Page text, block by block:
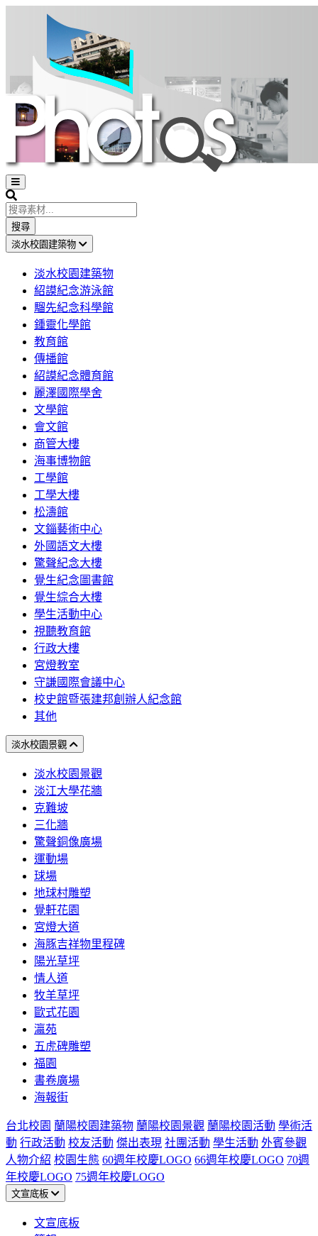
Open
sidebar
Search
搜尋
淡水校園建築物
淡水校園建築物
紹謨紀念游泳館
騮先紀念科學館
鍾靈化學館
教育館
傳播館
紹謨紀念體育館
麗澤國際學舍
文學館
會文館
商管大樓
海事博物館
工學館
工學大樓
松濤館
文錙藝術中心
外國語文大樓
驚聲紀念大樓
覺生紀念圖書館
覺生綜合大樓
學生活動中心
視聽教育館
行政大樓
宮燈教室
守謙國際會議中心
校史館暨張建邦創辦人紀念館
其他
淡水校園景觀
淡水校園景觀
淡江大學花牆
克難坡
三化牆
驚聲銅像廣場
運動場
球場
地球村雕塑
覺軒花園
宮燈大道
海豚吉祥物里程碑
陽光草坪
情人道
牧羊草坪
歐式花園
瀛苑
五虎碑雕塑
福園
書卷廣場
海報街
台北校園 蘭陽校園建築物 蘭陽校園景觀 蘭陽校園活動 學術活
動 行政活動 校友活動 傑出表現 社團活動 學生活動 外賓參觀
人物介紹 校園生態 60週年校慶LOGO 66週年校慶LOGO 70週
年校慶LOGO 75週年校慶LOGO
文宣底板
文宣底板